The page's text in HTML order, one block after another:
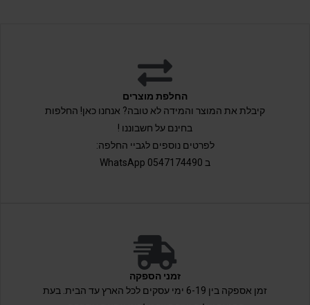
החלפת מוצרים
קיבלת את המוצר והמידה לא טובה? אנחנו כאן! החלפות
בחינם על חשבוננו !
לפרטים נוספים לגביי החלפה:
ב 0547174490 WhatsApp
זמני הספקה
זמן אספקה בין 6-19 ימי עסקים לכל הארץ עד הבית. בעת